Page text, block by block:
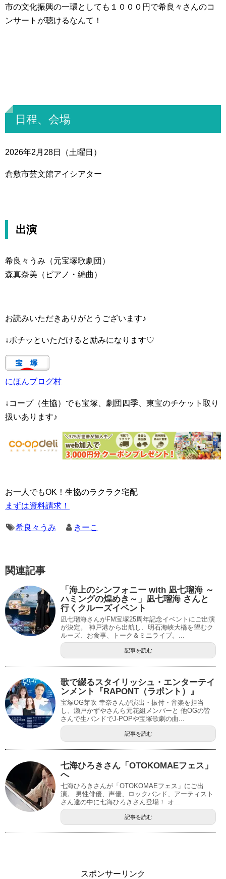
市の文化振興の一環としても１０００円で希良々さんのコ
ンサートが聴けるなんて！
日程、会場
2026年2月28日（土曜日）
倉敷市芸文館アイシアター
出演
希良々うみ（元宝塚歌劇団）
森真奈美（ピアノ・編曲）
お読みいただきありがとうございます♪
↓ポチッといただけると励みになります♡
にほんブログ村
↓コープ（生協）でも宝塚、劇団四季、東宝のチケット取り
扱いあります♪
お一人でもOK！生協のラクラク宅配
まずは資料請求！
希良々うみ きーこ
関連記事
「海上のシンフォニー with 凪七瑠海 ～
ハミングの煌めき～」凪七瑠海 さんと
行くクルーズイベント
凪七瑠海さんがFM宝塚25周年記念イベントにご出演
が決定。 神戸港から出航し、明石海峡大橋を望むク
ルーズ、お食事、トーク＆ミニライブ。...
記事を読む
歌で綴るスタイリッシュ・エンターテイ
ンメント『RAPONT（ラポント）』
宝塚OG芽吹 幸奈さんが演出・振付・音楽を担当
し、瀬戸かずやさんら元花組メンバーと 他OGの皆
さんで生バンドでJ-POPや宝塚歌劇の曲...
記事を読む
七海ひろきさん「OTOKOMAEフェス」
へ
七海ひろきさんが「OTOKOMAEフェス」にご出
演。 男性俳優、声優、ロックバンド、アーティスト
さん達の中に七海ひろきさん登場！ オ...
記事を読む
スポンサーリンク